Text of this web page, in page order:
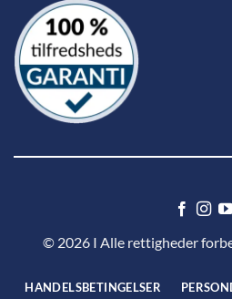
© 2026 I Alle rettigheder
HANDELSBETINGELSER